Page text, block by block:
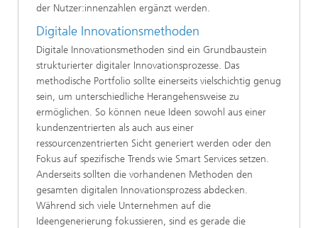
der Nutzer:innenzahlen ergänzt werden.
Digitale Innovationsmethoden
Digitale Innovationsmethoden sind ein Grundbaustein
strukturierter digitaler Innovationsprozesse. Das
methodische Portfolio sollte einerseits vielschichtig genug
sein, um unterschiedliche Herangehensweise zu
ermöglichen. So können neue Ideen sowohl aus einer
kundenzentrierten als auch aus einer
ressourcenzentrierten Sicht generiert werden oder den
Fokus auf spezifische Trends wie Smart Services setzen.
Anderseits sollten die vorhandenen Methoden den
gesamten digitalen Innovationsprozess abdecken.
Während sich viele Unternehmen auf die
Ideengenerierung fokussieren, sind es gerade die